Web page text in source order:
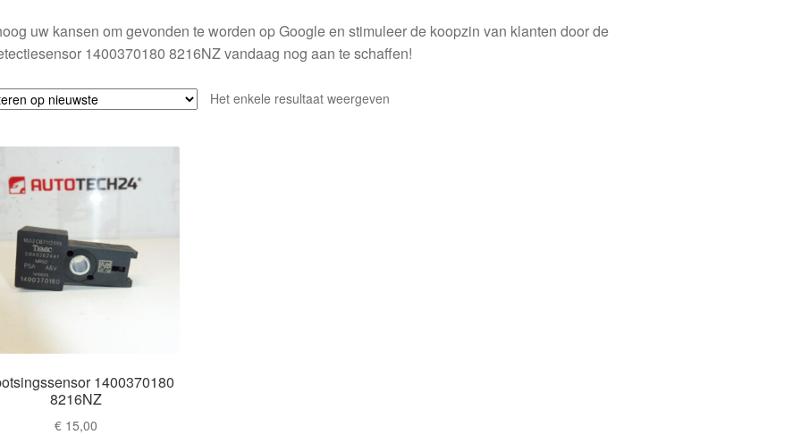
uw kansen om gevonden te worden op Google en stimuleer de koopzin van klanten door de
1400370180 8216NZ vandaag nog aan te schaffen!
Het enkele resultaat weergeven
1400370180
8216NZ
€ 15,00